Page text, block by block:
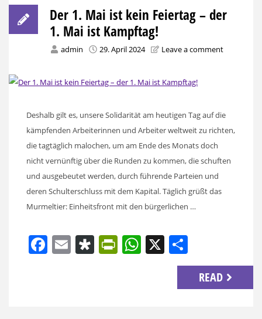
Der 1. Mai ist kein Feiertag – der
1. Mai ist Kampftag!
admin 29. April 2024 Leave a comment
Deshalb gilt es, unsere Solidarität am heutigen Tag auf die
kämpfenden Arbeiterinnen und Arbeiter weltweit zu richten,
die tagtäglich malochen, um am Ende des Monats doch
nicht vernünftig über die Runden zu kommen, die schuften
und ausgebeutet werden, durch führende Parteien und
deren Schulterschluss mit dem Kapital. Täglich grüßt das
Murmeltier: Einheitsfront mit den bürgerlichen …
Facebook
EmailDiaspora
PrintFriendly
WhatsApp
X
READ